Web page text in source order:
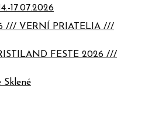
17.07.2026
/// VERNÍ PRIATELIA ///
FESTE 2026 ///